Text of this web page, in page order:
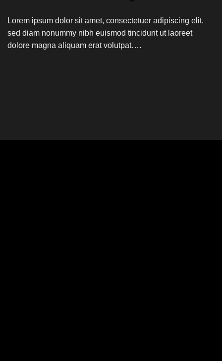
Lorem ipsum dolor sit amet, consectetuer adipiscing elit,
sed diam nonummy nibh euismod tincidunt ut laoreet
dolore magna aliquam erat volutpat….